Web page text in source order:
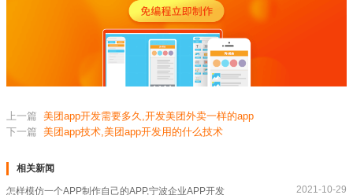
上一篇 美团app开发需要多久,开发美团外卖一样的app
下一篇 美团app技术,美团app开发用的什么技术
相关新闻
怎样模仿一个APP制作自己的APP,宁波企业APP开发 2021-10-29